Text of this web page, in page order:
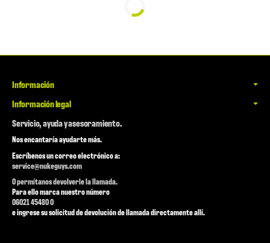
Información
Información legal
Servicio, ayuda y asesoramiento.
Nos encantaría ayudarte más.
Escríbenos un correo electrónico a:
service@nukeguys.com
O permítanos devolverle la llamada.
Para ello marca nuestro número
06021 45480 0
e ingrese su solicitud de devolución de llamada directamente allí.